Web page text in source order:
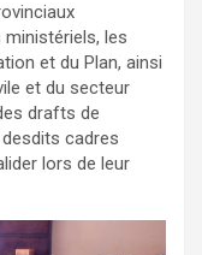
les
et du Plan, ainsi
et du secteur
drafts de
cadres
lors de leur